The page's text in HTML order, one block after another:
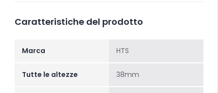
Caratteristiche del prodotto
Marca HTS
Tutte le altezze 38mm